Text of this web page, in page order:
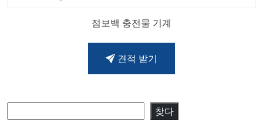
점보백 충전물 기계
견적 받기
찾다